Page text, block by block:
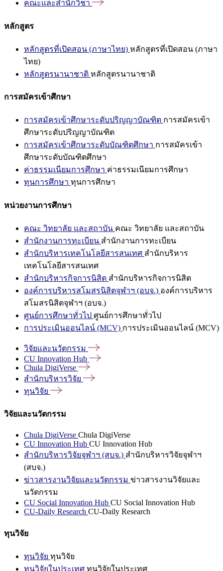
คณะและสำนักวิชา
หลักสูตร
หลักสูตรที่เปิดสอน (ภาษาไทย) หลักสูตรที่เปิดสอน (ภาษา
ไทย)
หลักสูตรนานาชาติ หลักสูตรนานาชาติ
การสมัครเข้าศึกษา
การสมัครเข้าศึกษาระดับปริญญาบัณฑิต การสมัครเข้า
ศึกษาระดับปริญญาบัณฑิต
การสมัครเข้าศึกษาระดับบัณฑิตศึกษา การสมัครเข้า
ศึกษาระดับบัณฑิตศึกษา
ค่าธรรมเนียมการศึกษา ค่าธรรมเนียมการศึกษา
ทุนการศึกษา ทุนการศึกษา
หน่วยงานการศึกษา
คณะ วิทยาลัย และสถาบัน คณะ วิทยาลัย และสถาบัน
สำนักงานการทะเบียน สำนักงานการทะเบียน
สำนักบริหารเทคโนโลยีสารสนเทศ สำนักบริหาร
เทคโนโลยีสารสนเทศ
สำนักบริหารกิจการนิสิต สำนักบริหารกิจการนิสิต
องค์การบริหารสโมสรนิสิตจุฬาฯ (อบจ.) องค์การบริหาร
สโมสรนิสิตจุฬาฯ (อบจ.)
ศูนย์การศึกษาทั่วไป ศูนย์การศึกษาทั่วไป
การประเมินออนไลน์ (MCV) การประเมินออนไลน์ (MCV)
วิจัยและนวัตกรรม
CU Innovation Hub
Chula DigiVerse
สำนักบริหารวิจัย
ทุนวิจัย
วิจัยและนวัตกรรม
Chula DigiVerse Chula DigiVerse
CU Innovation Hub CU Innovation Hub
สำนักบริหารวิจัยจุฬาฯ (สบจ.) สำนักบริหารวิจัยจุฬาฯ
(สบจ.)
ข่าวสารงานวิจัยและนวัตกรรม ข่าวสารงานวิจัยและ
นวัตกรรม
CU Social Innovation Hub CU Social Innovation Hub
CU-Daily Research CU-Daily Research
ทุนวิจัย
ทุนวิจัย ทุนวิจัย
ทุนวิจัยในประเทศ ทุนวิจัยในประเทศ